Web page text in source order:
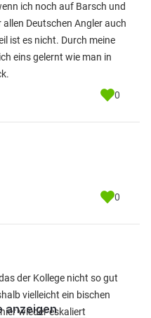
ich noch auf Barsch und
Deutschen Angler auch
ist es nicht. Durch meine
eins gelernt wie man in
0
0
der Kollege nicht so gut
vielleicht ein bischen
wieder eskaliert
anzeigen